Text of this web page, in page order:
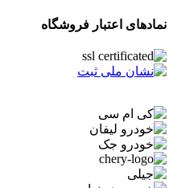
نمادهای اعتبار فروشگاه